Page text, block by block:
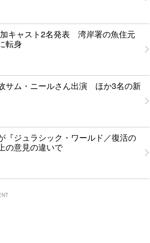
加キャスト2名発表 湾岸署の魚住元
転身
サム・ニールさん出演 ほか3名の新
『ジュラシック・ワールド／復活の
の意見の違いで